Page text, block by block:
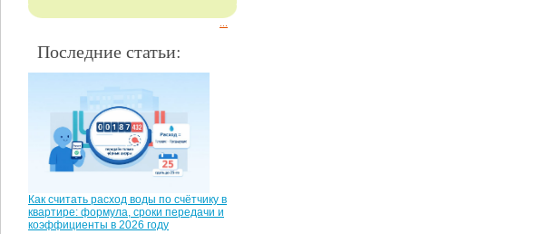
Последние статьи:
Как считать расход воды по счётчику в
квартире: формула, сроки передачи и
коэффициенты в 2026 году